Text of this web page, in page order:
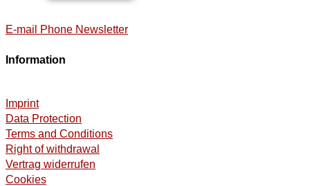
Music
Is
(also)
Affair
Menge
E-mail Phone Newsletter
Information
Imprint
Data Protection
Terms and Conditions
Right of withdrawal
Vertrag widerrufen
Cookies